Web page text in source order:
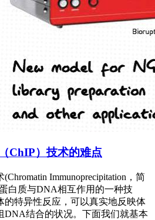
ChIP）技术的难点
Immunoprecipitation，简
白质与DNA相互作用的一种技
的特异性反应，可以真实地反映体
DNA结合的状况。下面我们就基本